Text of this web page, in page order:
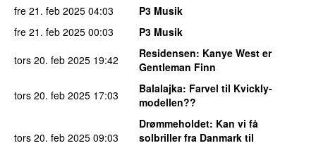
fre 21. feb 2025 04:03
P3 Musik
fre 21. feb 2025 00:03
P3 Musik
tors 20. feb 2025 19:42 Residensen: Kanye West er
Gentleman Finn
tors 20. feb 2025 17:03 Balalajka: Farvel til Kvickly-
modellen??
tors 20. feb 2025 09:03
Drømmeholdet: Kan vi få
solbriller fra Danmark til